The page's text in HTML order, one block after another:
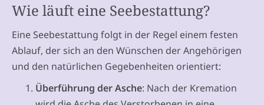
Wie läuft eine Seebestattung?
Eine Seebestattung folgt in der Regel einem festen
Ablauf, der sich an den Wünschen der Angehörigen
und den natürlichen Gegebenheiten orientiert:
Überführung der Asche: Nach der Kremation